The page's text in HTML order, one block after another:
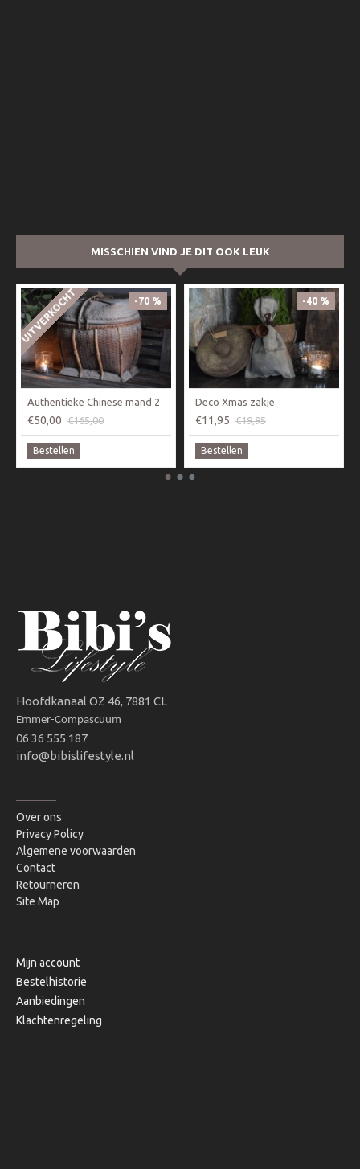
MISSCHIEN VIND JE DIT OOK LEUK
-70 %
UITVERKOCHT
Authentieke Chinese mand 2
€50,00 €165,00
Bestellen
-40 %
Deco Xmas zakje
€11,95 €19,95
Bestellen
Hoofdkanaal OZ 46, 7881 CL
Emmer-Compascuum
06 36 555 187
info@bibislifestyle.nl
Over ons
Privacy Policy
Algemene voorwaarden
Contact
Retourneren
Site Map
Mijn account
Bestelhistorie
Aanbiedingen
Klachtenregeling